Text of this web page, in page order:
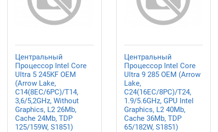
Центральный
Процессор Intel Core
Ultra 5 245KF OEM
(Arrow Lake,
C14(8EC/6PC)/T14,
3,6/5,2GHz, Without
Graphics, L2 26Mb,
Cache 24Mb, TDP
125/159W, S1851)
Центральный
Процессор Intel Core
Ultra 9 285 OEM (Arrow
Lake,
C24(16EC/8PC)/T24,
1.9/5.6GHz, GPU Intel
Graphics, L2 40Mb,
Cache 36Mb, TDP
65/182W, S1851)